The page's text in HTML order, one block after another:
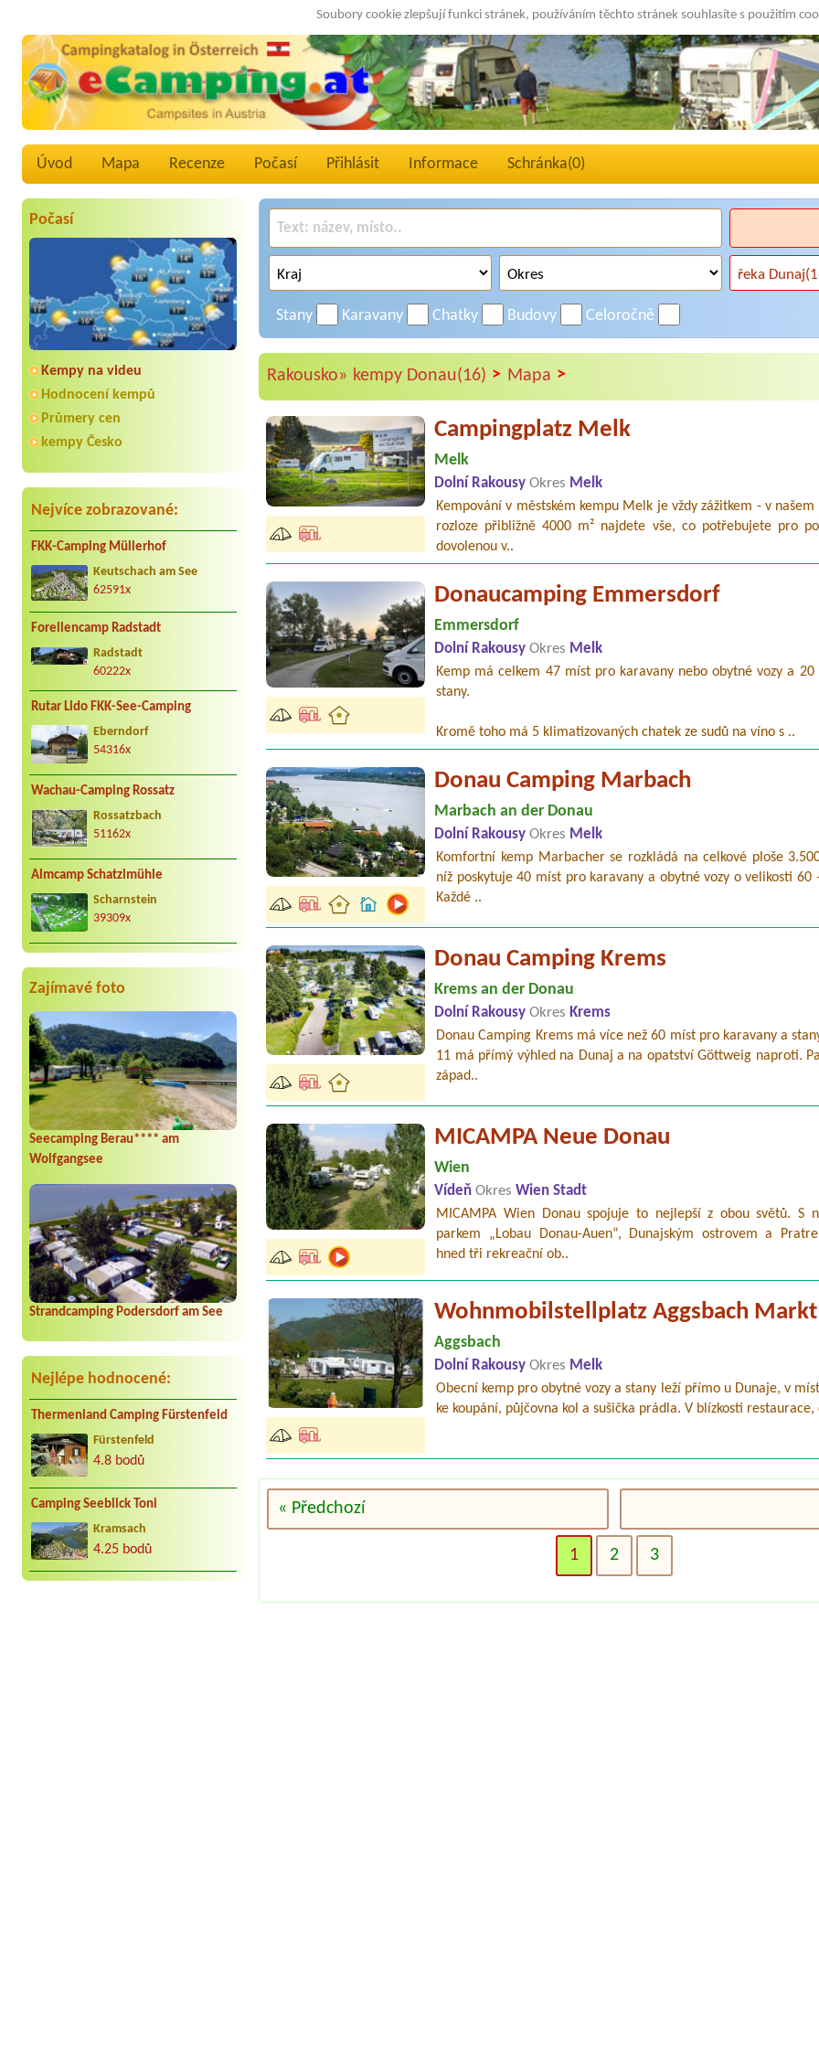
Soubory cookie zlepšují funkci stránek, používáním těchto stránek souhlasíte s použitím
Úvod Mapa Recenze Počasí Přihlásit Informace Schránka(0)
Počasí
Kempy na videu
Hodnocení kempů
Průmery cen
kempy Česko
Nejvíce zobrazované:
FKK-Camping Müllerhof
Keutschach am See
62591x
Forellencamp Radstadt
Radstadt
60222x
Rutar Lido FKK-See-Camping
Eberndorf
54316x
Wachau-Camping Rossatz
Rossatzbach
51162x
Almcamp Schatzlmühle
Scharnstein
39309x
Zajímavé foto
Seecamping Berau**** am
Wolfgangsee
Strandcamping Podersdorf am See
Nejlépe hodnocené:
Thermenland Camping Fürstenfeld
Fürstenfeld
4.8 bodů
Camping Seeblick Toni
Kramsach
4.25 bodů
Stany Karavany Chatky Budovy Celoročně
Rakousko» kempy Donau(16) > Mapa >
Campingplatz Melk
Melk
Dolní RakousyOkres Melk
Kempování v městském kempu Melk je vždy zážitkem - v našem
rozloze přibližně 4000 m² najdete vše, co potřebujete pro
dovolenou v..
Donaucamping Emmersdorf
Emmersdorf
Dolní RakousyOkres Melk
Kemp má celkem 47 míst pro karavany nebo obytné vozy a
stany.
Kromě toho má 5 klimatizovaných chatek ze sudů na víno s ..
Donau Camping Marbach
Marbach an der Donau
Dolní RakousyOkres Melk
Komfortní kemp Marbacher se rozkládá na celkové ploše
níž poskytuje 40 míst pro karavany a obytné vozy o velikosti 60
Každé ..
Donau Camping Krems
Krems an der Donau
Dolní RakousyOkres Krems
Donau Camping Krems má více než 60 míst pro karavany a
11 má přímý výhled na Dunaj a na opatství Göttweig naproti.
západ..
MICAMPA Neue Donau
Wien
VídeňOkres Wien Stadt
MICAMPA Wien Donau spojuje to nejlepší z obou světů. S
parkem „Lobau Donau-Auen“, Dunajským ostrovem a
hned tři rekreační ob..
Wohnmobilstellplatz Aggsbach Markt
Aggsbach
Dolní RakousyOkres Melk
Obecní kemp pro obytné vozy a stany leží přímo u Dunaje, v
ke koupání, půjčovna kol a sušička prádla. V blízkosti restaurace,
« Předchozí
1 2 3